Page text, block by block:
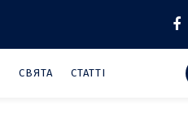
СВЯТА СТАТТІ